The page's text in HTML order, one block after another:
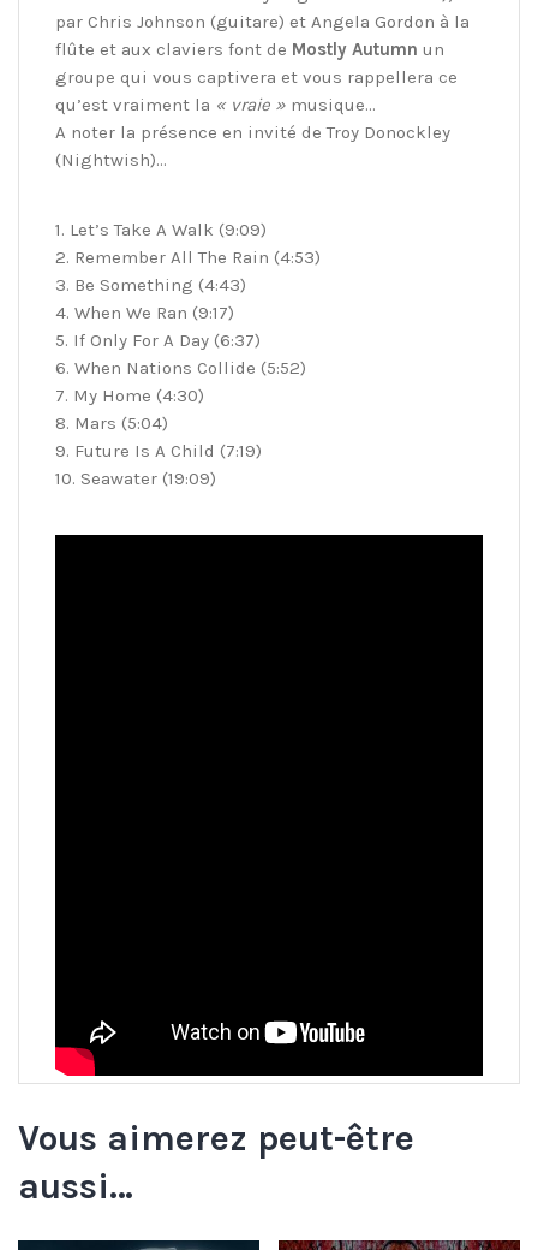
par Chris Johnson (guitare) et Angela Gordon à la
flûte et aux claviers font de Mostly Autumn un
groupe qui vous captivera et vous rappellera ce
qu’est vraiment la « vraie » musique…
A noter la présence en invité de Troy Donockley
(Nightwish)…
1. Let’s Take A Walk (9:09)
2. Remember All The Rain (4:53)
3. Be Something (4:43)
4. When We Ran (9:17)
5. If Only For A Day (6:37)
6. When Nations Collide (5:52)
7. My Home (4:30)
8. Mars (5:04)
9. Future Is A Child (7:19)
10. Seawater (19:09)
Vous aimerez peut-être
aussi…